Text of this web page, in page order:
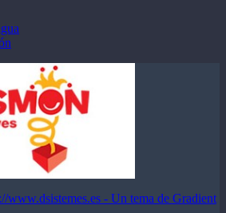
www.dsistemes.es - Un tema de Gradient